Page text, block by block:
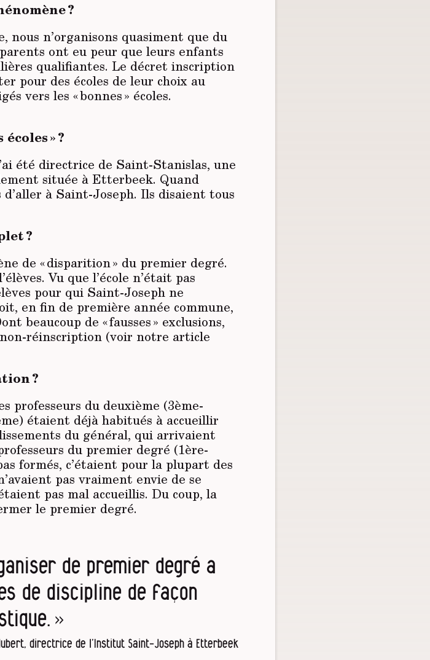
?
nous n’organisons quasiment que du
ont eu peur que leurs enfants
qualifiantes. Le décret inscription
pour des écoles de leur choix au
vers les « bonnes » écoles.
» ?
été directrice de Saint-Stanislas, une
située à Etterbeek. Quand
à Saint-Joseph. Ils disaient tous
?
de « disparition » du premier degré.
Vu que l’école n’était pas
pour qui Saint-Joseph ne
en fin de première année commune,
beaucoup de « fausses » exclusions,
réinscription (voir notre article
?
professeurs du deuxième (3ème-
étaient déjà habitués à accueillir
du général, qui arrivaient
du premier degré (1ère-
formés, c’étaient pour la plupart des
pas vraiment envie de se
pas mal accueillis. Du coup, la
le premier degré.
de premier degré a
de discipline de façon
»
directrice de l’Institut Saint-Joseph à Etterbeek